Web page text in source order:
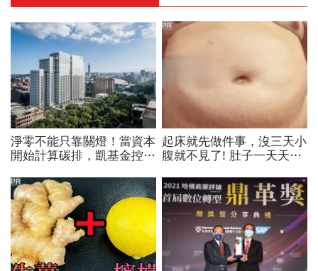
淨零不能只靠關燈！當資本
開始計算碳排，凱基金控如
起床就先做件事，沒三天小
腹就不見了! 肚子一天天變
PR
PR